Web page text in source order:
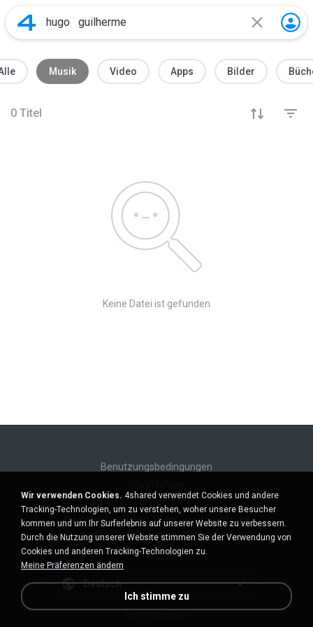
Musik Video Apps Bilder
0 Titel
Keine Datei ist gefunden
Benutzungsbedingungen
Support
Meine persönlichen Daten nicht verkaufen
Meine persönlichen Daten nicht weitergeben
Deutsch
Wir verwenden Cookies. 4shared verwendet Cookies und andere
Tracking-Technologien, um zu verstehen, woher unsere Besucher
kommen und um Ihr Surferlebnis auf unserer Website zu verbessern.
Durch die Nutzung unserer Website stimmen Sie der Verwendung von
Cookies und anderen Tracking-Technologien zu.
Meine Präferenzen ändern
Ich stimme zu